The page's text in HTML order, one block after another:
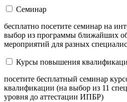
Семинар
бесплатно посетите семинар на
выбор из программы ближайших
мероприятий для разных
Курсы повышения
посетите бесплатный семинар
квалификации (на выбор из 11
уровня до аттестации ИПБР)